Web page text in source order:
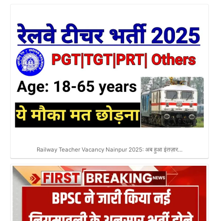
Railway Teacher Vacancy Nainpur 2025: अब हुआ इंतज़ार…